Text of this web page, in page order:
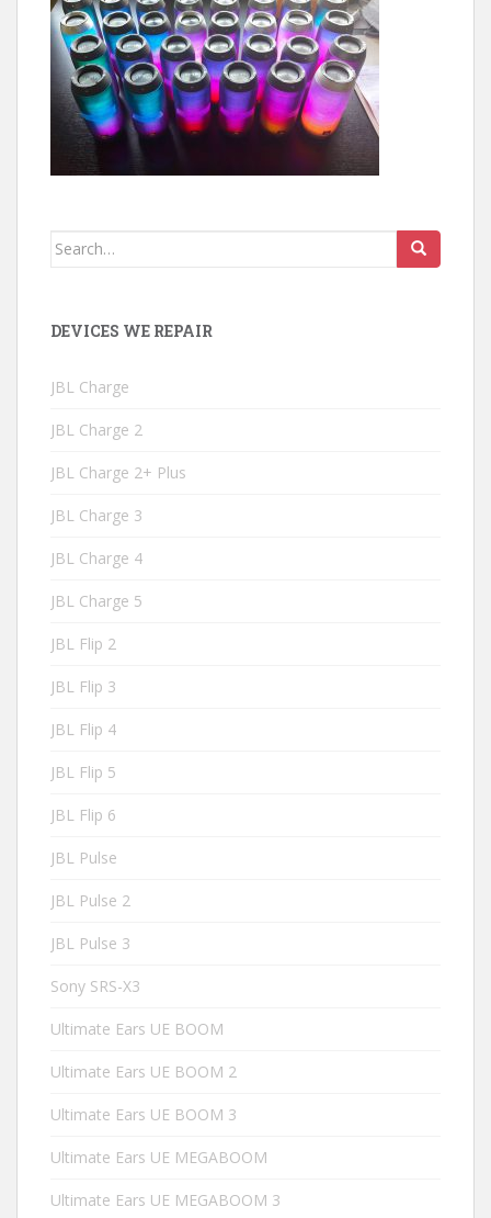
Search
DEVICES WE REPAIR
JBL Charge
JBL Charge 2
JBL Charge 2+ Plus
JBL Charge 3
JBL Charge 4
JBL Charge 5
JBL Flip 2
JBL Flip 3
JBL Flip 4
JBL Flip 5
JBL Flip 6
JBL Pulse
JBL Pulse 2
JBL Pulse 3
Sony SRS-X3
Ultimate Ears UE BOOM
Ultimate Ears UE BOOM 2
Ultimate Ears UE BOOM 3
Ultimate Ears UE MEGABOOM
Ultimate Ears UE MEGABOOM 3